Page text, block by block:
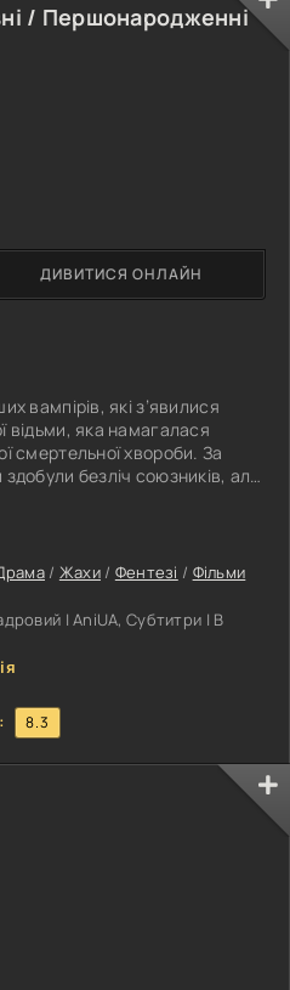
/ Першонародженні
вампірів, які з’явилися
відьми, яка намагалася
смертельної хвороби. За
безліч союзників, але
в сім'ю, але й кровні родичі:
мати приховала від
від вурдалака, тому
від рідних братів і сестер. І
/ Жахи/ Фентезі / Фільми
| AniUA, Субтитри | В
8.3
ДИВИТИСЯ ОНЛАЙН